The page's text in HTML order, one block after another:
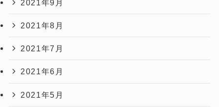
2021年9月
2021年8月
2021年7月
2021年6月
2021年5月